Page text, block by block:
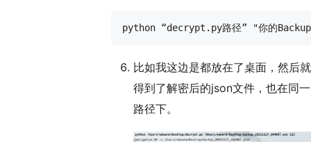
比如我这边是都放在了桌面，然后就
得到了解密后的json文件，也在同一
路径下。